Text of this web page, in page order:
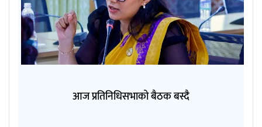
आज प्रतिनिधिसभाको बैठक बस्दै